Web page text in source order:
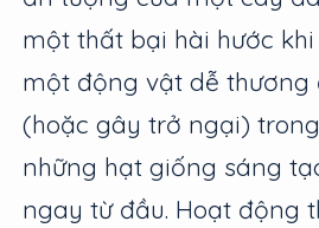
một thất bại hài hước
một động vật dễ thương
(hoặc gây trở ngại)
những hạt giống sáng
ngay từ đầu. Hoạt động